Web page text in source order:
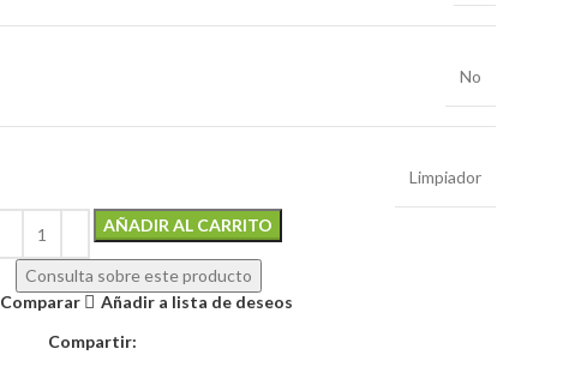
No
Limpiador
AÑADIR AL CARRITO
Consulta sobre este producto
Comparar
Añadir a lista de deseos
Compartir: